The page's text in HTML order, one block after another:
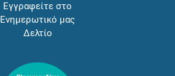
Εγγραφείτε στο
Ενημερωτικό μας
Δελτίο